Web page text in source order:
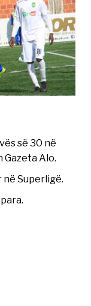
së 30 në
Gazeta Alo.
në Superligë.